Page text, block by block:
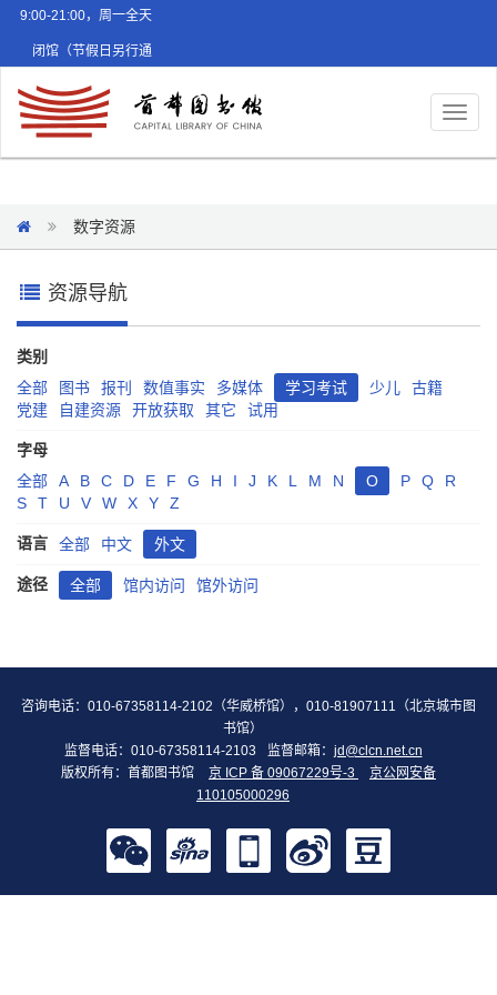
9:00-21:00，周一全天
闭馆（节假日另行通
数字资源
资源导航
类别
全部
图书 报刊 数值事实 多媒体 学习考试 少儿
古籍
党建
自建资源 开放获取 其它 试用
字母
全部
A B C D E F G H I J K L M N O P Q
R
S
T U V W X Y Z
语言 全部 中文 外文
途径 全部 馆内访问 馆外访问
咨询电话：010-67358114-2102（华威桥馆），010-81907111（北京城市图
书馆）
监督电话：010-67358114-2103
监督邮箱： jd@clcn.net.cn
版权所有：首都图书馆
京 ICP 备 09067229号-3
京公网安备
110105000296